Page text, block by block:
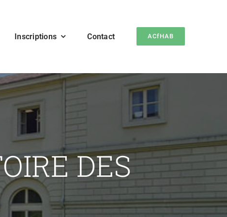
Inscriptions Contact ACfHAB
DES